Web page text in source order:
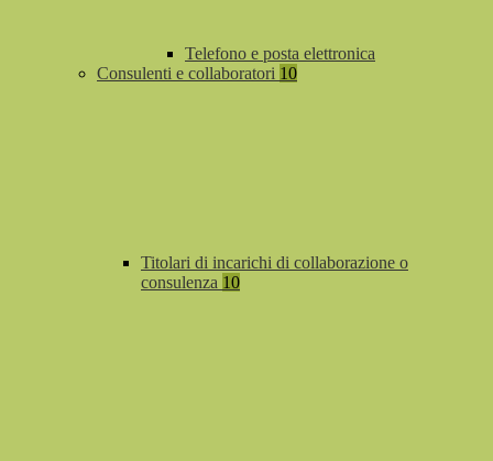
Telefono e posta elettronica
Consulenti e collaboratori 10
Titolari di incarichi di collaborazione o
consulenza 10